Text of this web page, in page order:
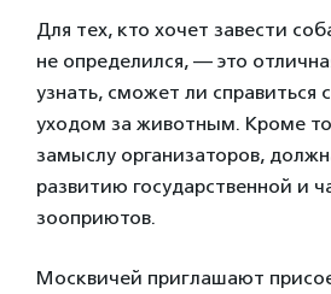
Для тех, кто хочет завести
не определился, — это
узнать, сможет ли справиться
уходом за животным. Кроме
замыслу организаторов,
развитию государственной и
зооприютов.
Москвичей приглашают